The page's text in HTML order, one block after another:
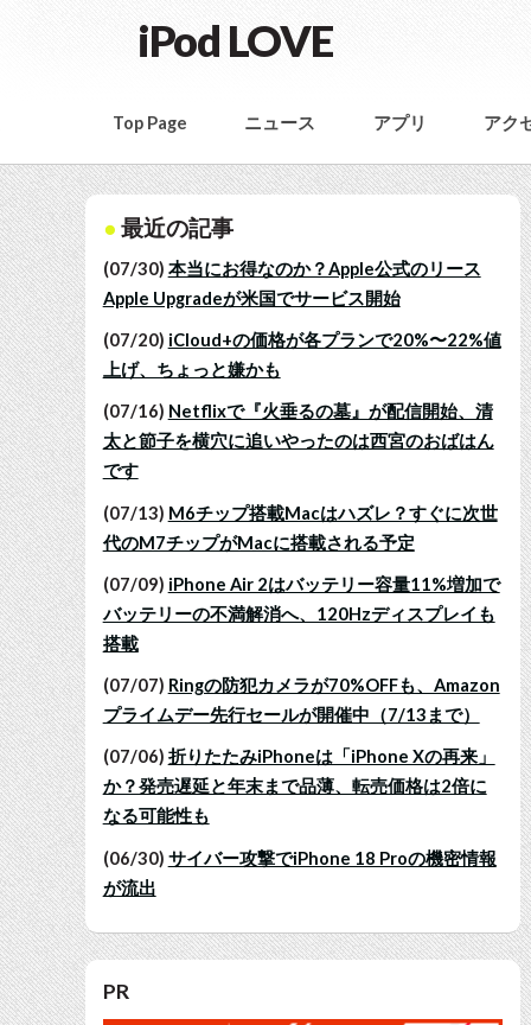
iPod LOVE
Top Page ニュース アプリ アク
最近の記事
(07/30) 本当にお得なのか？Apple公式のリース
Apple Upgradeが米国でサービス開始
(07/20) iCloud+の価格が各プランで20%〜22%値
上げ、ちょっと嫌かも
(07/16) Netflixで『火垂るの墓』が配信開始、清
太と節子を横穴に追いやったのは西宮のおばはん
です
(07/13) M6チップ搭載Macはハズレ？すぐに次世
代のM7チップがMacに搭載される予定
(07/09) iPhone Air 2はバッテリー容量11%増加で
バッテリーの不満解消へ、120Hzディスプレイも
搭載
(07/07) Ringの防犯カメラが70%OFFも、Amazon
プライムデー先行セールが開催中（7/13まで）
(07/06) 折りたたみiPhoneは「iPhone Xの再来」
か？発売遅延と年末まで品薄、転売価格は2倍に
なる可能性も
(06/30) サイバー攻撃でiPhone 18 Proの機密情報
が流出
PR